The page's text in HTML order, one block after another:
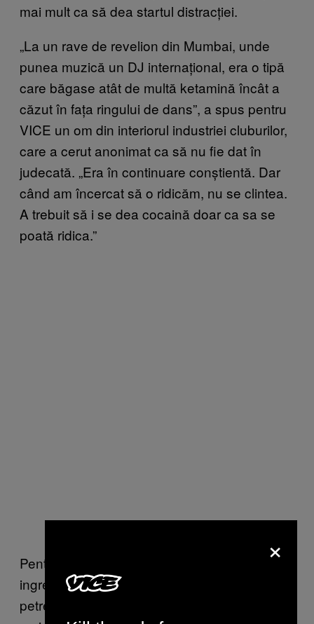
mai mult ca să dea startul distracției.
„La un rave de revelion din Mumbai, unde
punea muzică un DJ internațional, era o tipă
care băgase atât de multă ketamină încât a
căzut în fața ringului de dans”, a spus pentru
VICE un om din interiorul industriei cluburilor,
care a cerut anonimat ca să nu fie dat în
judecată. „Era în continuare conștientă. Dar
când am încercat să o ridicăm, nu se clintea.
A trebuit să i se dea cocaină doar ca sa se
poată ridica.”
Pentru unii,
ingredientele cheie care stimulează o
petrecere de revelion. Pentru alții, dorința de
×